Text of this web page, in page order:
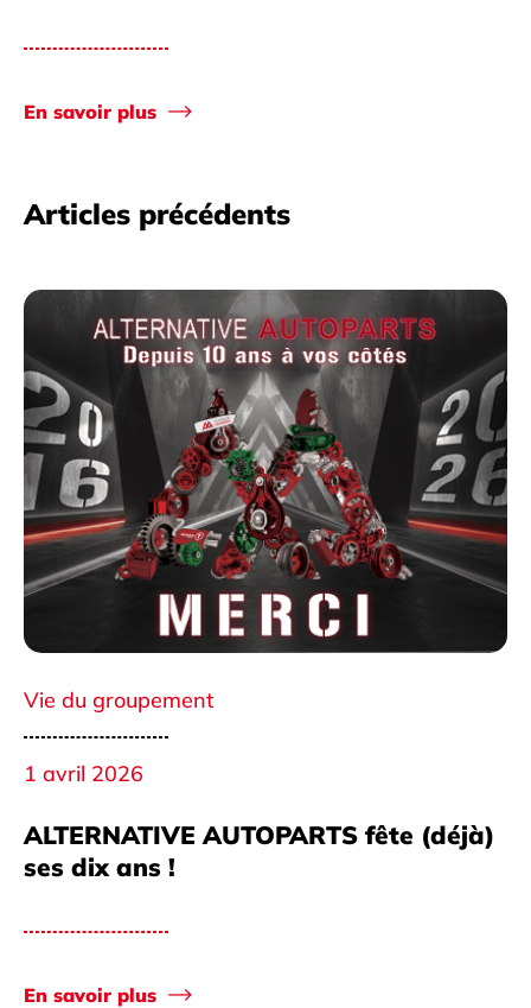
En savoir plus
Articles précédents
Vie du groupement
1 avril 2026
ALTERNATIVE AUTOPARTS fête (déjà)
ses dix ans !
En savoir plus